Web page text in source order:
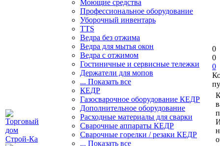
Моющие средства
Профессиональное оборудование
Уборочный инвентарь
TTS
Ведра без отжима
Ведра для мытья окон
Ведра с отжимом
Гостиничные и сервисные тележки
Держатели для мопов
... Показать все
КЕДР
Газосварочное оборудование КЕДР
Дополнительное оборудование
Расходные материалы для сварки
Сварочные аппараты КЕДР
Сварочные горелки / резаки КЕДР
... Показать все
0
0
0